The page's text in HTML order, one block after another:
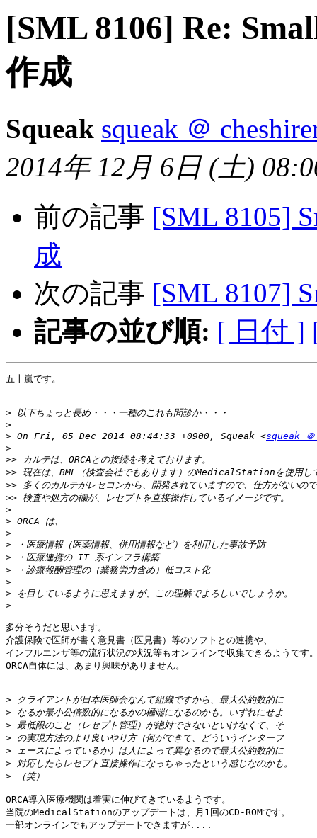
[SML 8106] Re:
作成
Squeak squeak ＠
2014年 12月 6日 (土)
前の記事 [SML 8105]
成
次の記事 [SML 8107]
記事の並び順: [ 日付 ]
五十嵐です。
>
>
> On Fri, 05 Dec 2014 08:44:33 +0900, Squeak <squeak
>
>>
>>
>>
>>
>
>
>
>
>
>
>
>
>
多分そうだと思います。
介護保険で医師が書く意見書（医見書）等のソフトとの連携や、
インフルエンザ等の流行状況の状況等もオンラインで収集できるようです
ORCA自体には、あまり興味がありません。
>
>
>
>
>
>
>
ORCA導入医療機関は着実に伸びてきているようです。
当院のMedicalStationのアップデートは、月1回のCD-ROMです。
一部オンラインでもアップデートできますが....